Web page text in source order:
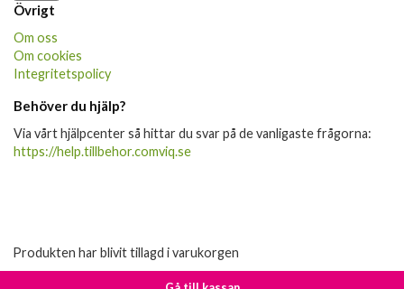
Övrigt
Om oss
Om cookies
Integritetspolicy
Behöver du hjälp?
Via vårt hjälpcenter så hittar du svar på de vanligaste frågorna:
https://help.tillbehor.comviq.se